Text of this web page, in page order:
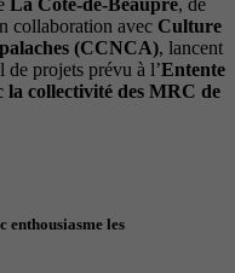
La Côte-de-Beaupré, de
collaboration avec Culture
(CCNCA), lancent
de projets prévu à l’Entente
collectivité des MRC de
enthousiasme les